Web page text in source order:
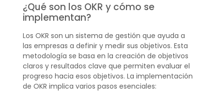
¿Qué son los OKR y cómo se
implementan?
Los OKR son un sistema de gestión que ayuda a
las empresas a definir y medir sus objetivos. Esta
metodología se basa en la creación de objetivos
claros y resultados clave que permiten evaluar el
progreso hacia esos objetivos. La implementación
de OKR implica varios pasos esenciales: